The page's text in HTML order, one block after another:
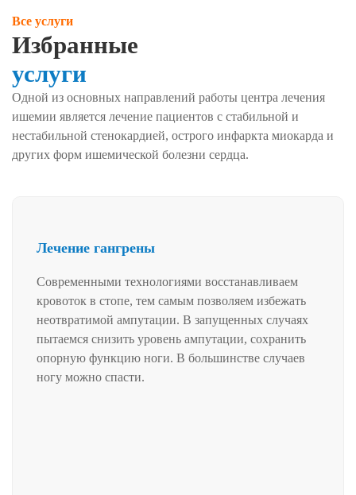
Все услуги
Избранные
услуги
Одной из основных направлений работы центра лечения
ишемии является лечение пациентов с стабильной и
нестабильной стенокардией, острого инфаркта миокарда и
других форм ишемической болезни сердца.
Лечение гангрены
Современными технологиями восстанавливаем
кровоток в стопе, тем самым позволяем избежать
неотвратимой ампутации. В запущенных случаях
пытаемся снизить уровень ампутации, сохранить
опорную функцию ноги. В большинстве случаев
ногу можно спасти.